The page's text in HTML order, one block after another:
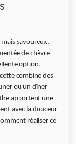
mais savoureux,
de chèvre
option.
combine des
ou un dîner
apportent une
avec la douceur
réaliser ce